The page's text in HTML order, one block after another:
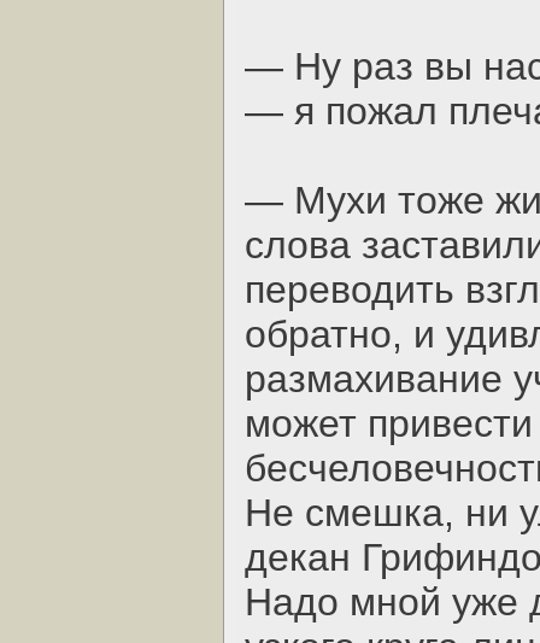
— Ну раз вы
— я пожал
— Мухи тоже
слова
переводить
обратно, и
размахивание
может
Не смешка, ни
декан
Надо мной уже